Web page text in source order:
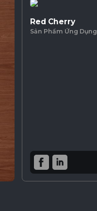
Red Cherry
Sản Phẩm Ứng Dụng